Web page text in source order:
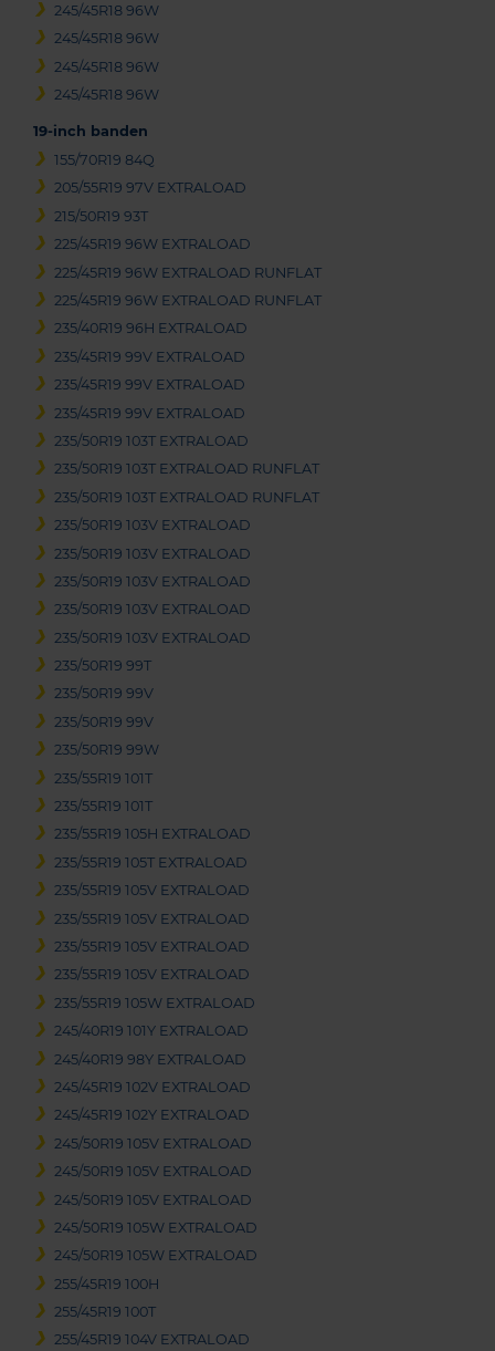
245/45R18 96W
245/45R18 96W
245/45R18 96W
245/45R18 96W
19-inch banden
155/70R19 84Q
205/55R19 97V EXTRALOAD
215/50R19 93T
225/45R19 96W EXTRALOAD
225/45R19 96W EXTRALOAD RUNFLAT
225/45R19 96W EXTRALOAD RUNFLAT
235/40R19 96H EXTRALOAD
235/45R19 99V EXTRALOAD
235/45R19 99V EXTRALOAD
235/45R19 99V EXTRALOAD
235/50R19 103T EXTRALOAD
235/50R19 103T EXTRALOAD RUNFLAT
235/50R19 103T EXTRALOAD RUNFLAT
235/50R19 103V EXTRALOAD
235/50R19 103V EXTRALOAD
235/50R19 103V EXTRALOAD
235/50R19 103V EXTRALOAD
235/50R19 103V EXTRALOAD
235/50R19 99T
235/50R19 99V
235/50R19 99V
235/50R19 99W
235/55R19 101T
235/55R19 101T
235/55R19 105H EXTRALOAD
235/55R19 105T EXTRALOAD
235/55R19 105V EXTRALOAD
235/55R19 105V EXTRALOAD
235/55R19 105V EXTRALOAD
235/55R19 105V EXTRALOAD
235/55R19 105W EXTRALOAD
245/40R19 101Y EXTRALOAD
245/40R19 98Y EXTRALOAD
245/45R19 102V EXTRALOAD
245/45R19 102Y EXTRALOAD
245/50R19 105V EXTRALOAD
245/50R19 105V EXTRALOAD
245/50R19 105V EXTRALOAD
245/50R19 105W EXTRALOAD
245/50R19 105W EXTRALOAD
255/45R19 100H
255/45R19 100T
255/45R19 104V EXTRALOAD